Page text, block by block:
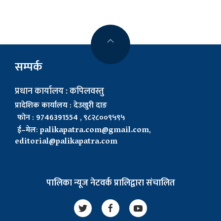
सम्पर्क
प्रधान कार्यालय : कपिलवस्तु
प्रादेशिक कार्यालय : देउखुरी दाङ
फोन : 9746391554 , ९८२८००९५९५
ई–मेल:palikapatra.com@gmail.com,
editorial@palikapatra.com
पालिका न्यूज नेटवर्क प्रालिद्वारा संचालित